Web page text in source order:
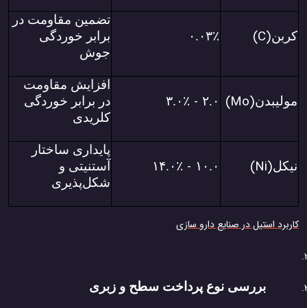
کربن(C) ۰.۰۳٪
تضمین مقاومت در
برابر خوردگی
جوش
مولیبدن(Mo) ۲.۰ - ۳.۰٪
افزایش مقاومت
در برابر خوردگی
کلریدی
نیکل(Ni) ۱۰.۰ - ۱۴.۰٪
پایداری ساختار
آستنیتی و
شکل‌پذیری
کاربرد استیل در صنایع دارو سازی
بررسی نوع پرداخت سطح و زبری